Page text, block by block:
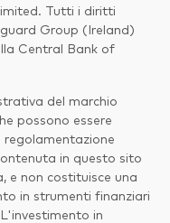
Tutti i diritti
Group (Ireland)
Central Bank of
del marchio
possono essere
regolamentazione
in questo sito
e non costituisce una
in strumenti finanziari
in